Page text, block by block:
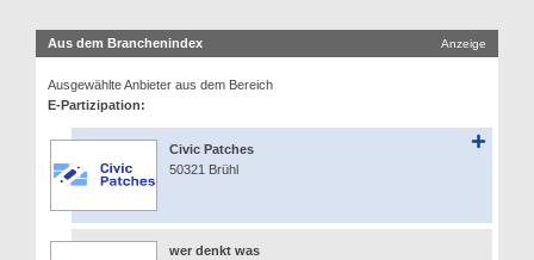
Aus dem Branchenindex Anzeige
Ausgewählte Anbieter aus dem Bereich
E-Partizipation:
Civic Patches
50321 Brühl
wer denkt was